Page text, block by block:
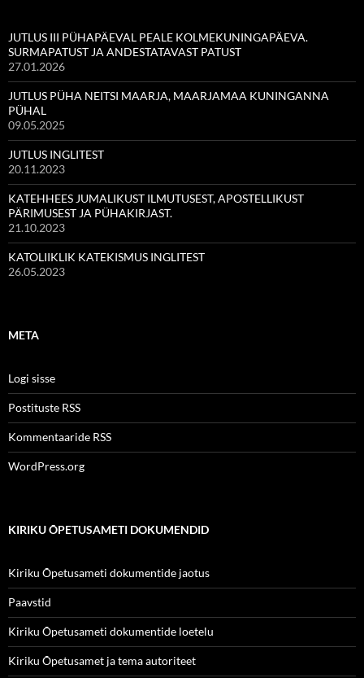
JUTLUS III PÜHAPÄEVAL PEALE KOLMEKUNINGAPÄEVA.
SURMAPATUST JA ANDESTATAVAST PATUST
27.01.2026
JUTLUS PÜHA NEITSI MAARJA, MAARJAMAA KUNINGANNA
PÜHAL
09.05.2025
JUTLUS INGLITEST
20.11.2023
KATEHHEES JUMALIKUST ILMUTUSEST, APOSTELLIKUST
PÄRIMUSEST JA PÜHAKIRJAST.
21.10.2023
KATOLIIKLIK KATEKISMUS INGLITEST
26.05.2023
META
Logi sisse
Postituste RSS
Kommentaaride RSS
WordPress.org
KIRIKU ÕPETUSAMETI DOKUMENDID
Kiriku Õpetusameti dokumentide jaotus
Paavstid
Kiriku Õpetusameti dokumentide loetelu
Kiriku Õpetusamet ja tema autoriteet